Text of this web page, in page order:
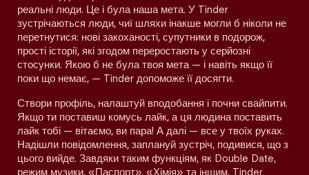
реальні люди. Це і була наша мета. У Tinder
зустрічаються люди, чиї шляхи інакше могли б ніколи не
перетнутися: нові закоханості, супутники в подорож,
прості історії, які згодом переростають у серйозні
стосунки. Якою б не була твоя мета — і навіть якщо її
поки що немає, — Tinder допоможе її досягти.
Створи профіль, налаштуй вподобання і почни свайпити.
Якщо ти поставиш комусь лайк, а ця людина поставить
лайк тобі — вітаємо, ви пара! А далі — все у твоїх руках.
Надішли повідомлення, заплануй зустріч, подивися, що з
цього вийде. Завдяки таким функціям, як Double Date,
режим музики, «Паспорт», «Хімія» та іншим, Tinder